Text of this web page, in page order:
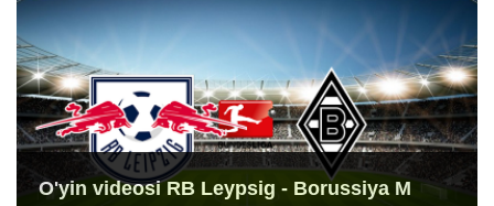
O'yin videosi RB Leypsig - Borussiya M